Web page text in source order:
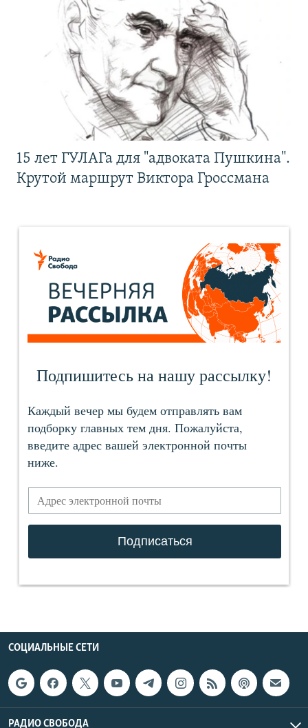
15 лет ГУЛАГа для "адвоката Пушкина".
Крутой маршрут Виктора Гроссмана
СОЦИАЛЬНЫЕ СЕТИ
РАДИО СВОБОДА